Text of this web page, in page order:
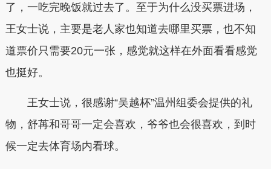
了，一吃完晚饭就过去了。至于为什么没买票进场，
王女士说，主要是老人家也知道去哪里买票，也不知
道票价只需要20元一张，感觉就这样在外面看看感觉
也挺好。
王女士说，很感谢“吴越杯”温州组委会提供的礼
物， 舒苒和哥哥一定会喜欢， 爷爷也会很喜欢，到时
候一定去体育场内看球。